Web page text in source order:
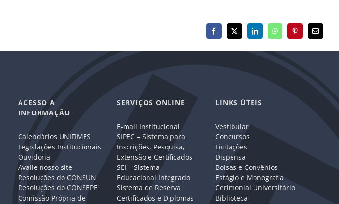
Facebook
X LinkedInWhatsAppPinterest
E-
mail
ACESSO A
INFORMAÇÃO
Calendários UNIFIMES
Legislações Institucionais
Ouvidoria
Avalie nosso site
Resoluções do CONSUN
Resoluções do CONSEPE
Comissão Própria de
SERVIÇOS ONLINE
E-mail Institucional
SIPEC – Sistema para
Inscrições, Pesquisa,
Extensão e Certificados
SEI – Sistema
Educacional Integrado
Sistema de Reserva
Certificados e Diplomas
LINKS ÚTEIS
Vestibular
Concursos
Licitações
Dispensa
Bolsas e Convênios
Estágio e Monografia
Cerimonial Universitário
Biblioteca